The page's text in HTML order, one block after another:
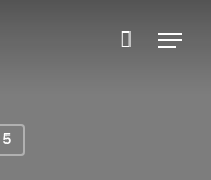
Menu
Close